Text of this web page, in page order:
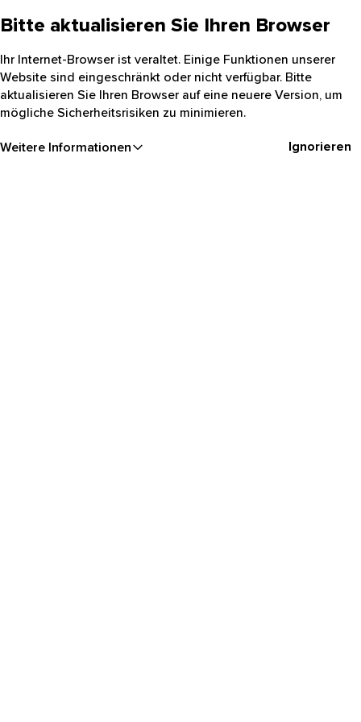
Bitte aktualisieren Sie Ihren Browser
Ihr Internet-Browser ist veraltet. Einige Funktionen unserer
Website sind eingeschränkt oder nicht verfügbar. Bitte
aktualisieren Sie Ihren Browser auf eine neuere Version, um
mögliche Sicherheitsrisiken zu minimieren.
Weitere Informationen Ignorieren